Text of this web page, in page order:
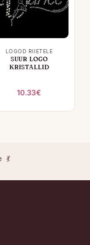
LOGOD RIIETELE
SUUR LOGO
KRISTALLID
10.33€
💃